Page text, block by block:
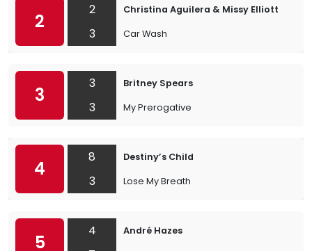
2
2
3
Christina Aguilera & Missy Elliott
Car Wash
3
3
3
Britney Spears
My Prerogative
4
8
3
Destiny’s Child
Lose My Breath
5
4
André Hazes